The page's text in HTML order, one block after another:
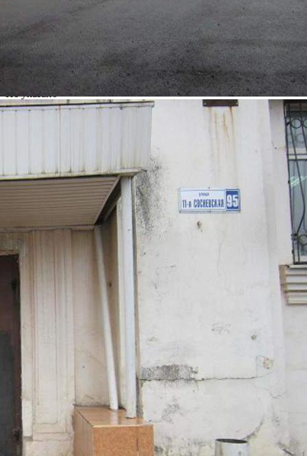
11-я Сосневская улица, д.95
Расположено
Этаж
Предлагается
Продажа
Желаемый / подходящий вид деятельности
Не указано
Назначение
Не указано
600 000 000 руб.
О помещении